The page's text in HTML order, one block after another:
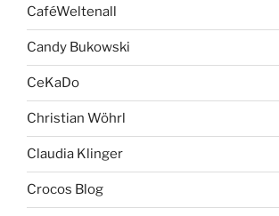
CaféWeltenall
Candy Bukowski
CeKaDo
Christian Wöhrl
Claudia Klinger
Crocos Blog